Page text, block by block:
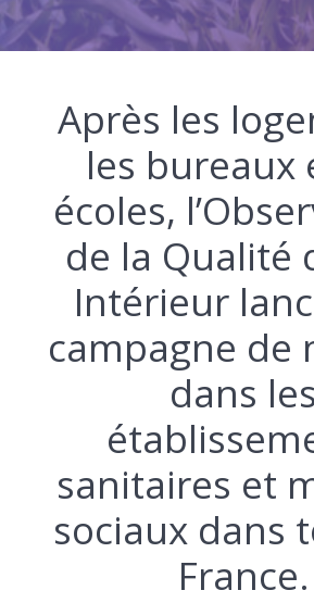
Après les
les bureaux
écoles,
de la Qualité
Intérieur
campagne de
dans les
sanitaires et
sociaux dans
France.